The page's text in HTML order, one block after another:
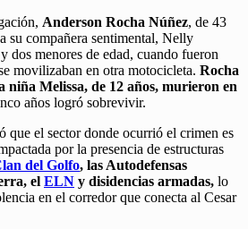
Anderson Rocha Núñez, de 43
su compañera sentimental, Nelly
dos menores de edad, cuando fueron
movilizaban en otra motocicleta. Rocha
Melissa, de 12 años, murieron en
años logró sobrevivir.
que el sector donde ocurrió el crimen es
por la presencia de estructuras
del Golfo, las Autodefensas
el ELN y disidencias armadas, lo
en el corredor que conecta al Cesar